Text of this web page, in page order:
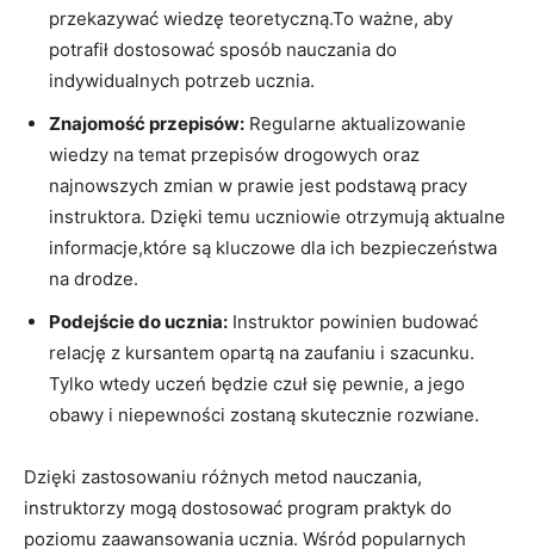
przekazywać wiedzę teoretyczną.To ważne, aby
potrafił dostosować ‍sposób nauczania do
indywidualnych potrzeb ⁤ucznia.
Znajomość przepisów: Regularne ⁣aktualizowanie
wiedzy na temat przepisów drogowych⁣ oraz
najnowszych zmian w​ prawie jest podstawą‌ pracy
instruktora. Dzięki temu ⁢uczniowie otrzymują aktualne
informacje,które ⁤są kluczowe dla ich⁢ bezpieczeństwa​
na drodze.
Podejście⁣ do ucznia: Instruktor powinien budować
relację z⁤ kursantem opartą na zaufaniu i szacunku.
Tylko wtedy uczeń będzie‌ czuł‍ się pewnie, a jego
obawy i​ niepewności​ zostaną skutecznie rozwiane.
Dzięki zastosowaniu różnych‌ metod nauczania,‍
instruktorzy mogą dostosować program⁢ praktyk do
poziomu ⁢zaawansowania ucznia. Wśród popularnych